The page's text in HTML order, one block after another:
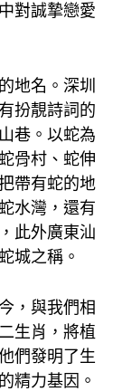
對誠摯戀愛
地名。深圳
扮靚詩詞的
巷。以蛇為
骨村、蛇伸
帶有蛇的地
水灣，還有
此外廣東汕
城之稱。
，與我們相
生肖，將植
們發明了生
精力基因。